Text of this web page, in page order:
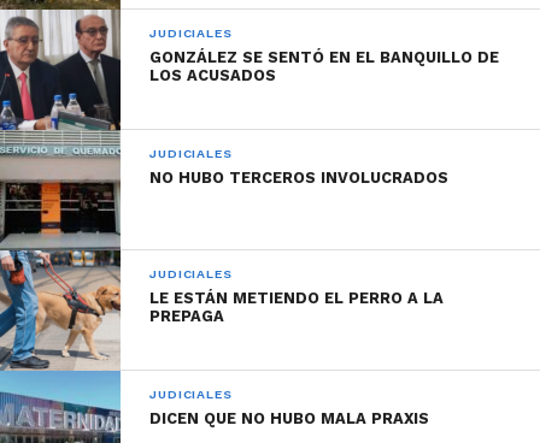
plano vertical desde el Coronamiento del Paredón
del Dique hasta la desembocadura del vertedero
donde se produce el hallazgo de una piedra de
características similares a las que se observa en la
filmación que derivaría en la denuncia que se
instruye en sede Judicial.
JUDICIALES
GONZÁLEZ SE SENTÓ EN EL BANQUILLO DE
LOS ACUSADOS
JUDICIALES
NO HUBO TERCEROS INVOLUCRADOS
JUDICIALES
LE ESTÁN METIENDO EL PERRO A LA
PREPAGA
JUDICIALES
DICEN QUE NO HUBO MALA PRAXIS